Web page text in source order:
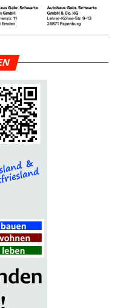
für Fami­li­
mit­ein­an­der
für den per­fek­ten
ent­schei­den­de Aus­
sowie Flex-
erhol­sa­men Aus­zeit
im Wege.
Sie per­
Ort
oder wel­che
Rei­se-Exper­ten
Die Pro­fis von
Fami­li­en­ho­tels
zu kin­der­freund­li­chen
fle­xi­blen